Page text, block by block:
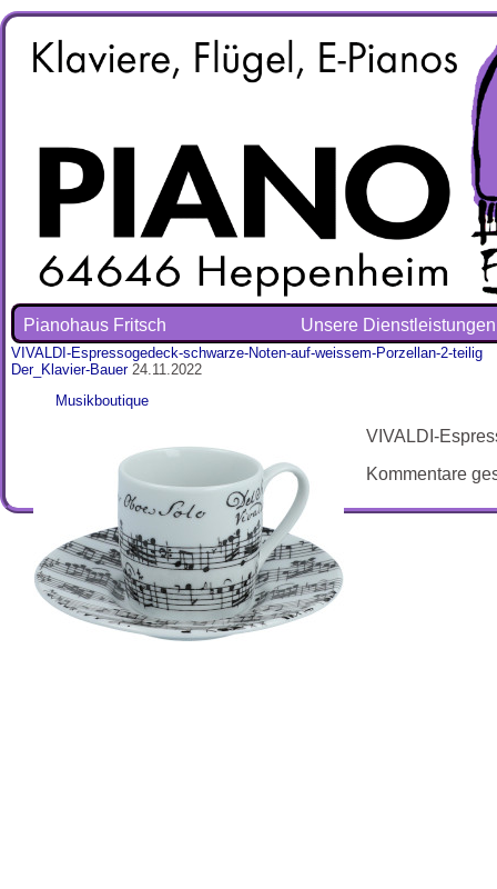
Pianohaus Fritsch Unsere Dienstleistungen
VIVALDI-Espressogedeck-schwarze-Noten-auf-weissem-Porzellan-2-teilig
Der_Klavier-Bauer24.11.2022
Musikboutique
VIVALDI-
Kommentare